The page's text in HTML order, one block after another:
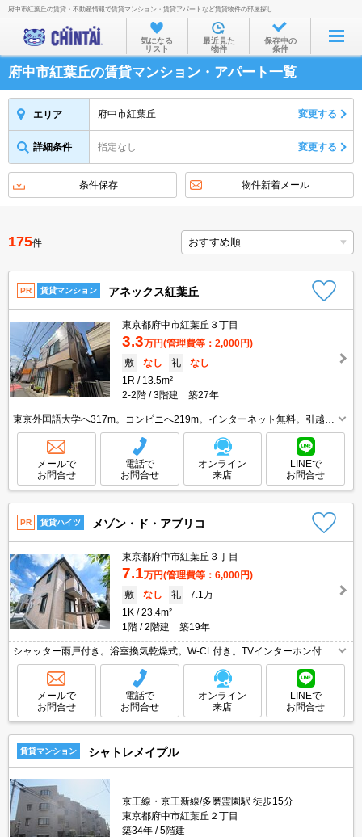
お部屋を探す
沿線・駅から
住所から
物件特集から
不動産会社から
TOP
府中市紅葉丘の賃貸・不動産情報で賃貸マンション・賃貸アパートなど賃貸物件の部屋探し
気になる
リスト
最近見た
物件
保存中の
条件
府中市紅葉丘の賃貸マンション・アパート一覧
エリア 府中市紅葉丘 変更する
詳細条件 指定なし 変更する
条件保存 物件新着メール
175件
PR 賃貸マンション アネックス紅葉丘
東京都府中市紅葉丘３丁目
3.3万円(管理費等：2,000円)
敷
なし 礼
なし
1R
13.5m²
2-2階
3階建 築27年
東京外国語大学へ317m。コンビニへ219m。インターネット無料。引越指
定業者あり。画像の家具小物家電はCGであり付いていません。管理物件
につき即日審査OK。
メールで
お問合せ
電話で
お問合せ
オンライン
来店
LINEで
お問合せ
PR 賃貸ハイツ メゾン・ド・アブリコ
東京都府中市紅葉丘３丁目
7.1万円(管理費等：6,000円)
敷
なし 礼
7.1万
1K
23.4m²
1階
2階建 築19年
シャッター雨戸付き。浴室換気乾燥式。W-CL付き。TVインターホン付
き。ガスキッチン。保証会社加入要(初回35,000円、月額総支払額の1％+8
00円/月)。
メールで
お問合せ
電話で
お問合せ
オンライン
来店
LINEで
お問合せ
賃貸マンション シャトレメイプル
京王線・京王新線/多磨霊園駅 徒歩15分
東京都府中市紅葉丘２丁目
築34年
5階建